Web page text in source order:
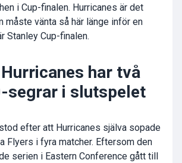
i Cup-finalen. Hurricanes är det
måste vänta så här länge inför en
Stanley Cup-finalen.
har två
segrar i slutspelet
efter att Hurricanes själva sopade
Flyers i fyra matcher. Eftersom den
serien i Eastern Conference gått till